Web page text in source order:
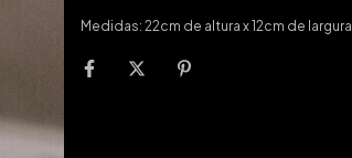
Medidas: 22cm de altura x 12cm de largura